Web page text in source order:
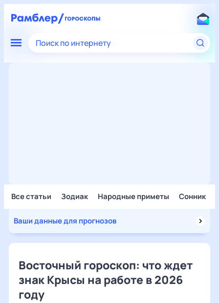
Поиск по интернету
Все статьи Зодиак Народные приметы Сонник
Ваши данные для прогнозов
Восточный гороскоп: что ждет
знак Крысы на работе в 2026
году